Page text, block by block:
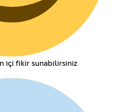
içi fikir sunabilirsiniz